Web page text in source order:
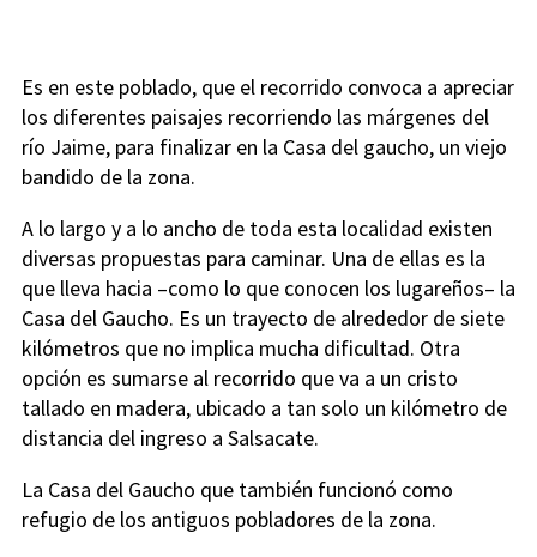
Es en este poblado, que el recorrido convoca a apreciar
los diferentes paisajes recorriendo las márgenes del
río Jaime, para finalizar en la Casa del gaucho, un viejo
bandido de la zona.
A lo largo y a lo ancho de toda esta localidad existen
diversas propuestas para caminar. Una de ellas es la
que lleva hacia –como lo que conocen los lugareños– la
Casa del Gaucho. Es un trayecto de alrededor de siete
kilómetros que no implica mucha dificultad. Otra
opción es sumarse al recorrido que va a un cristo
tallado en madera, ubicado a tan solo un kilómetro de
distancia del ingreso a Salsacate.
La Casa del Gaucho que también funcionó como
refugio de los antiguos pobladores de la zona.